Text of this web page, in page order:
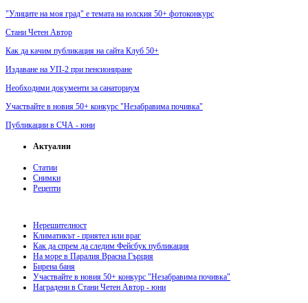
"Улиците на моя град" е темата на юлския 50+ фотоконкурс
Стани Четен Автор
Как да качим публикация на сайта Клуб 50+
Издаване на УП-2 при пенсиониране
Необходими документи за санаториум
Участвайте в новия 50+ конкурс "Незабравима почивка"
Публикации в СЧА - юни
Актуални
Статии
Снимки
Рецепти
Нерешителност
Климатикът - приятел или враг
Как да спрем да следим Фейсбук публикация
На море в Паралия Врасна Гърция
Бирена баня
Участвайте в новия 50+ конкурс "Незабравима почивка"
Наградени в Стани Четен Автор - юни